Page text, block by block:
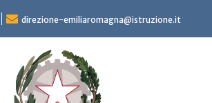
direzione-emiliaromagna@istruzione.it